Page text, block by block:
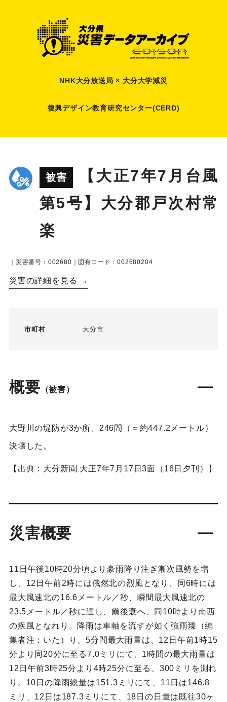
NHK大分放送局 × 大分大学減災
復興デザイン教育研究センター(CERD)
被害
【大正7年7月台風
第5号】大分郡戸次村常
楽
｜災害番号：002680｜固有コード：002680204
災害の詳細を見る →
市町村 大分市
概要 （被害）
大野川の堤防が3か所、246間（＝約447.2メートル）
決壊した。
【出典：大分新聞 大正7年7月17日3面（16日夕刊）】
災害概要
11日午後10時20分頃より豪雨降り注ぎ漸次風勢を増
し、12日午前2時には俄然北の烈風となり、同6時には
最大風速北の16.6メートル／秒、瞬間最大風速北の
23.5メートル／秒に達し、爾後衰へ、同10時より南西
の疾風となれり。降雨は車軸を流すが如く強雨臻（編
集者注：いた）り、5分間最大雨量は、12日午前1時15
分より同20分に至る7.0ミリにて、1時間の最大雨量は
12日午前3時25分より4時25分に至る、300ミリを測れ
り。10日の降雨総量は151.3ミリにて、11日は146.8
ミリ、12日は187.3ミリにて、18日の日量は既往30ヶ